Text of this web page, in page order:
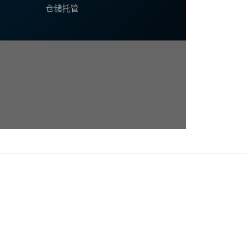
仓储托管